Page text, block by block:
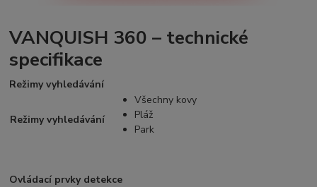
VANQUISH 360 – technické
specifikace
Režimy vyhledávání
Režimy vyhledávání
Všechny kovy
Pláž
Park
Ovládací prvky detekce